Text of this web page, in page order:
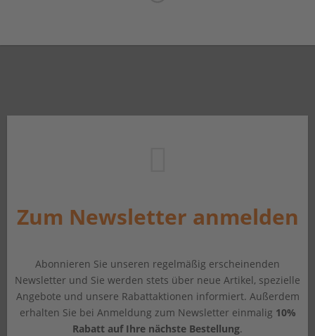
Zum Newsletter anmelden
Abonnieren Sie unseren regelmäßig erscheinenden
Newsletter und Sie werden stets über neue Artikel, spezielle
Angebote und unsere Rabattaktionen informiert. Außerdem
erhalten Sie bei Anmeldung zum Newsletter einmalig 10%
Rabatt auf Ihre nächste Bestellung.